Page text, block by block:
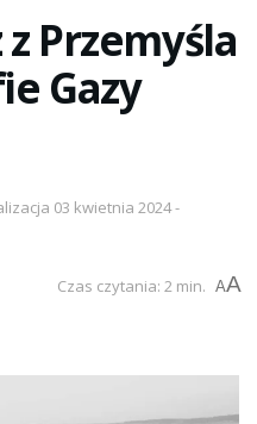
Przemyśla
Gazy
03 kwietnia 2024 -
Czas czytania: 2 min. AA